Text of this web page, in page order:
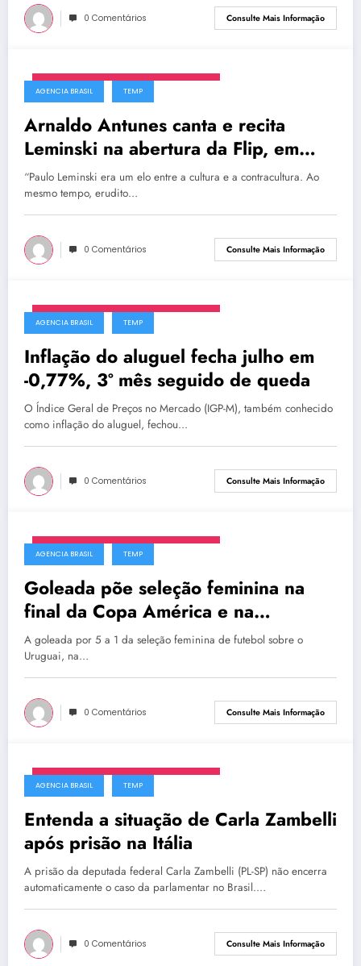
0 Comentários Consulte Mais Informação
AGENCIA BRASIL TEMP
Arnaldo Antunes canta e recita
Leminski na abertura da Flip, em
Paraty
“Paulo Leminski era um elo entre a cultura e a contracultura. Ao
mesmo tempo, erudito…
0 Comentários Consulte Mais Informação
AGENCIA BRASIL TEMP
Inflação do aluguel fecha julho em
-0,77%, 3º mês seguido de queda
O Índice Geral de Preços no Mercado (IGP-M), também conhecido
como inflação do aluguel, fechou…
0 Comentários Consulte Mais Informação
AGENCIA BRASIL TEMP
Goleada põe seleção feminina na
final da Copa América e na
Olimpíada
A goleada por 5 a 1 da seleção feminina de futebol sobre o
Uruguai, na…
0 Comentários Consulte Mais Informação
AGENCIA BRASIL TEMP
Entenda a situação de Carla Zambelli
após prisão na Itália
A prisão da deputada federal Carla Zambelli (PL-SP) não encerra
automaticamente o caso da parlamentar no Brasil.…
0 Comentários Consulte Mais Informação